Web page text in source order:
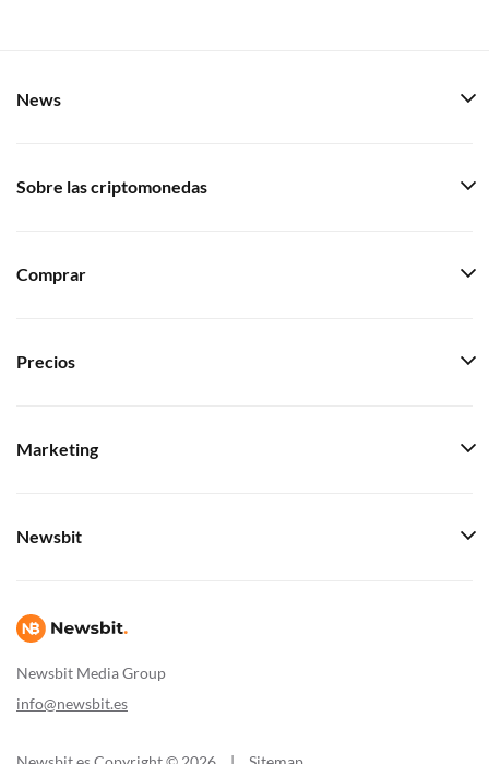
Newsbit Media Group
info@newsbit.es
News
Sobre las criptomonedas
Comprar
Precios
Marketing
Newsbit